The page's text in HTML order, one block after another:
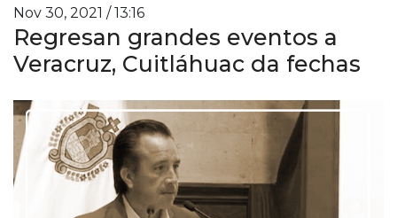
Nov 30, 2021 / 13:16
Regresan grandes eventos a
Veracruz, Cuitláhuac da fechas